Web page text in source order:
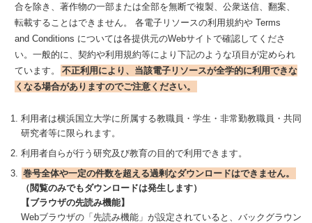
合を除き、著作物の一部または全部を無断で複製、公衆送信、翻案、
転載することはできません。 各電子リソースの利用規約や Terms
and Conditions については各提供元のWebサイトで確認してくださ
い。一般的に、契約や利用規約等により下記のような項目が定められ
ています。
不正利用により、当該電子リソースが全学的に利用できな
くなる場合がありますのでご注意ください。
利用者は横浜国立大学に所属する教職員・学生・非常勤教職員・共同
研究者等に限られます。
利用者自らが行う研究及び教育の目的で利用できます。
巻号全体や一定の件数を超える過剰なダウンロードはできません。
（閲覧のみでもダウンロードは発生します）
【ブラウザの先読み機能】
Webブラウザの「先読み機能」が設定されていると、バックグラウン